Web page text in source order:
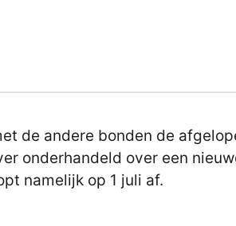
de andere bonden de
onderhandeld over een
namelijk op 1 juli af.